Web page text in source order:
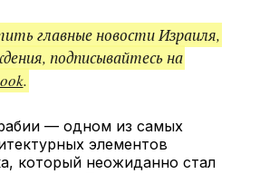
главные новости Израиля,
подписывайтесь на
.
— одном из самых
элементов
который неожиданно стал